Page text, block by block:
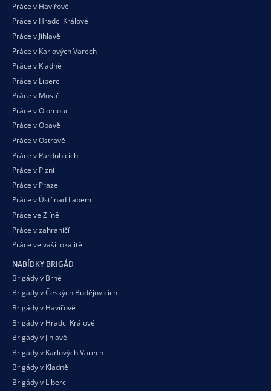
Práce v Havířově
Práce v Hradci Králové
Práce v Jihlavě
Práce v Karlových Varech
Práce v Kladně
Práce v Liberci
Práce v Mostě
Práce v Olomouci
Práce v Opavě
Práce v Ostravě
Práce v Pardubicích
Práce v Plzni
Práce v Praze
Práce v Ústí nad Labem
Práce ve Zlíně
Práce v zahraničí
Práce ve vaší lokalitě
NABÍDKY BRIGÁD
Brigády v Brně
Brigády v Českých Budějovicích
Brigády v Havířově
Brigády v Hradci Králové
Brigády v Jihlavě
Brigády v Karlových Varech
Brigády v Kladně
Brigády v Liberci